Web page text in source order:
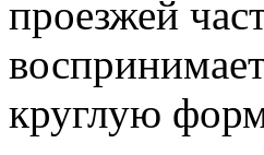
проезжей
круглую